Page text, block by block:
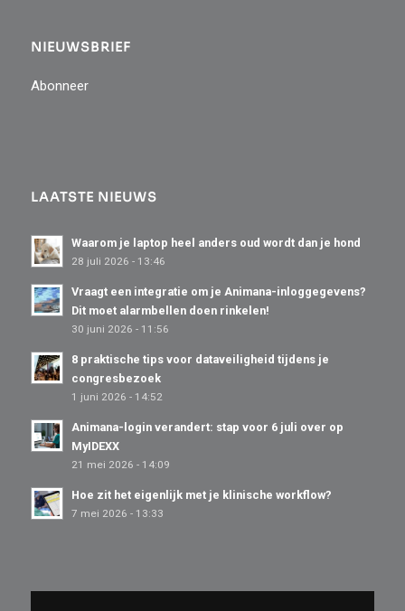
NIEUWSBRIEF
Abonneer
LAATSTE NIEUWS
Waarom je laptop heel anders oud wordt dan je hond
28 juli 2026 - 13:46
Vraagt een integratie om je Animana-inloggegevens?
Dit moet alarmbellen doen rinkelen!
30 juni 2026 - 11:56
8 praktische tips voor dataveiligheid tijdens je
congresbezoek
1 juni 2026 - 14:52
Animana-login verandert: stap voor 6 juli over op
MyIDEXX
21 mei 2026 - 14:09
Hoe zit het eigenlijk met je klinische workflow?
7 mei 2026 - 13:33